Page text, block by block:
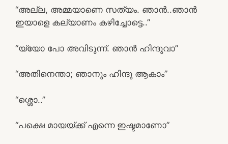
“അല്ല, അമ്മയാണെ സത്യം. ഞാന്‍..ഞാന്‍
ഇയാളെ കല്യാണം കഴിച്ചോട്ടെ..”
“യ്യോ പോ അവിടുന്ന്. ഞാന്‍ ഹിന്ദുവാ”
“അതിനെന്താ; ഞാനും ഹിന്ദു ആകാം”
“ശ്ശൊ..”
“പക്ഷെ മായയ്ക്ക് എന്നെ ഇഷ്ടമാണോ”